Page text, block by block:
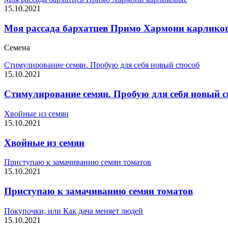
15.10.2021
Моя рассада бархатцев Примо Хармони
Семена
Стимулирование семян. Пробую для себя новый способ
15.10.2021
Стимулирование семян. Пробую для себя новый
Хвойные из семян
15.10.2021
Хвойные из семян
Приступаю к замачиванию семян томатов
15.10.2021
Приступаю к замачиванию семян томатов
Покупочки, или Как дача меняет людей
15.10.2021